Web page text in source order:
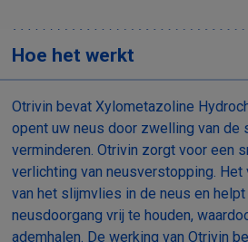
Hoe het werkt
Otrivin bevat Xylometazoline
opent uw neus door zwelling van de
verminderen. Otrivin zorgt voor een
verlichting van neusverstopping.
van het slijmvlies in de neus en
neusdoorgang vrij te houden,
ademhalen. De werking van Otrivin